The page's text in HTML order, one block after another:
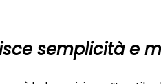
semplicità e